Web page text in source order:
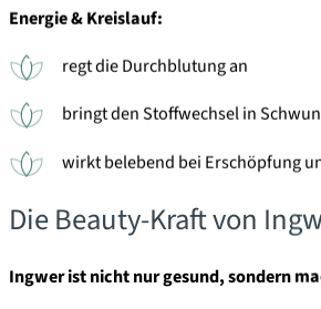
Energie & Kreislauf:
regt die Durchblutung an
bringt den Stoffwechsel in
wirkt belebend bei Erschöpfung
Die Beauty-Kraft von
Ingwer ist nicht nur gesund, sondern